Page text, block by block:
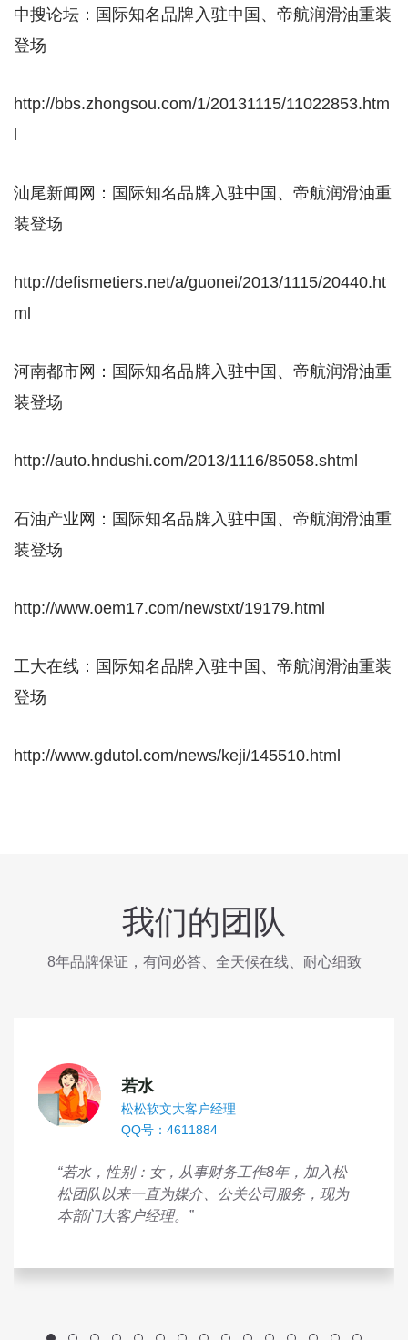
中搜论坛：国际知名品牌入驻中国、帝航润滑油重装
登场
http://bbs.zhongsou.com/1/20131115/11022853.htm
汕尾新闻网：国际知名品牌入驻中国、帝航润滑油重
装登场
http://defismetiers.net/a/guonei/2013/1115/20440.ht
ml
河南都市网：国际知名品牌入驻中国、帝航润滑油重
装登场
http://auto.hndushi.com/2013/1116/85058.shtml
石油产业网：国际知名品牌入驻中国、帝航润滑油重
装登场
http://www.oem17.com/newstxt/19179.html
工大在线：国际知名品牌入驻中国、帝航润滑油重装
登场
http://www.gdutol.com/news/keji/145510.html
我们的团队
8年品牌保证，有问必答、全天候在线、耐心细致
若水
松松软文大客户经理
QQ号：4611884
“若水，性别：女，从事财务工作8年，加入松
松团队以来一直为媒介、公关公司服务，现为
本部门大客户经理。”